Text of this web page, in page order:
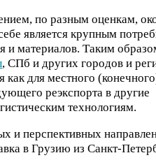
по разным оценкам,
является крупным
и материалов. Таким
, СПб и других городов и
как для местного
реэкспорта в другие
технологиям.
и перспективных
в Грузию из Санкт-